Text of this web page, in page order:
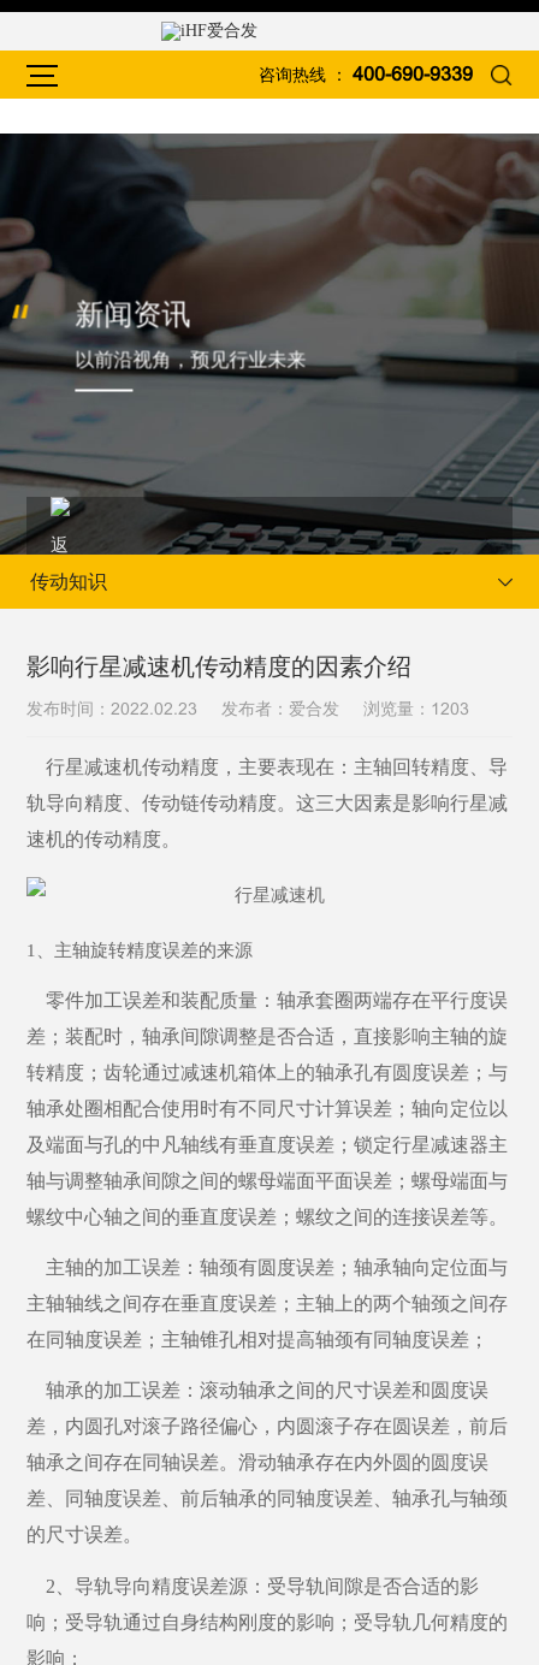
咨询热线 ： 400-690-9339
新闻资讯
以前沿视角，预见行业未来
当前位置：首页 新闻资讯 传动知识
传动知识
影响行星减速机传动精度的因素介绍
发布时间：2022.02.23 发布者：爱合发 浏览量： 1203
行星减速机传动精度，主要表现在：主轴回转精度、导
轨导向精度、传动链传动精度。这三大因素是影响行星减
速机的传动精度。
1、主轴旋转精度误差的来源
零件加工误差和装配质量：轴承套圈两端存在平行度误
差；装配时，轴承间隙调整是否合适，直接影响主轴的旋
转精度；齿轮通过减速机箱体上的轴承孔有圆度误差；与
轴承处圈相配合使用时有不同尺寸计算误差；轴向定位以
及端面与孔的中凡轴线有垂直度误差；锁定行星减速器主
轴与调整轴承间隙之间的螺母端面平面误差；螺母端面与
螺纹中心轴之间的垂直度误差；螺纹之间的连接误差等。
主轴的加工误差：轴颈有圆度误差；轴承轴向定位面与
主轴轴线之间存在垂直度误差；主轴上的两个轴颈之间存
在同轴度误差；主轴锥孔相对提高轴颈有同轴度误差；
轴承的加工误差：滚动轴承之间的尺寸误差和圆度误
差，内圆孔对滚子路径偏心，内圆滚子存在圆误差，前后
轴承之间存在同轴误差。滑动轴承存在内外圆的圆度误
差、同轴度误差、前后轴承的同轴度误差、轴承孔与轴颈
的尺寸误差。
2、导轨导向精度误差源：受导轨间隙是否合适的影
响；受导轨通过自身结构刚度的影响；受导轨几何精度的
影响；